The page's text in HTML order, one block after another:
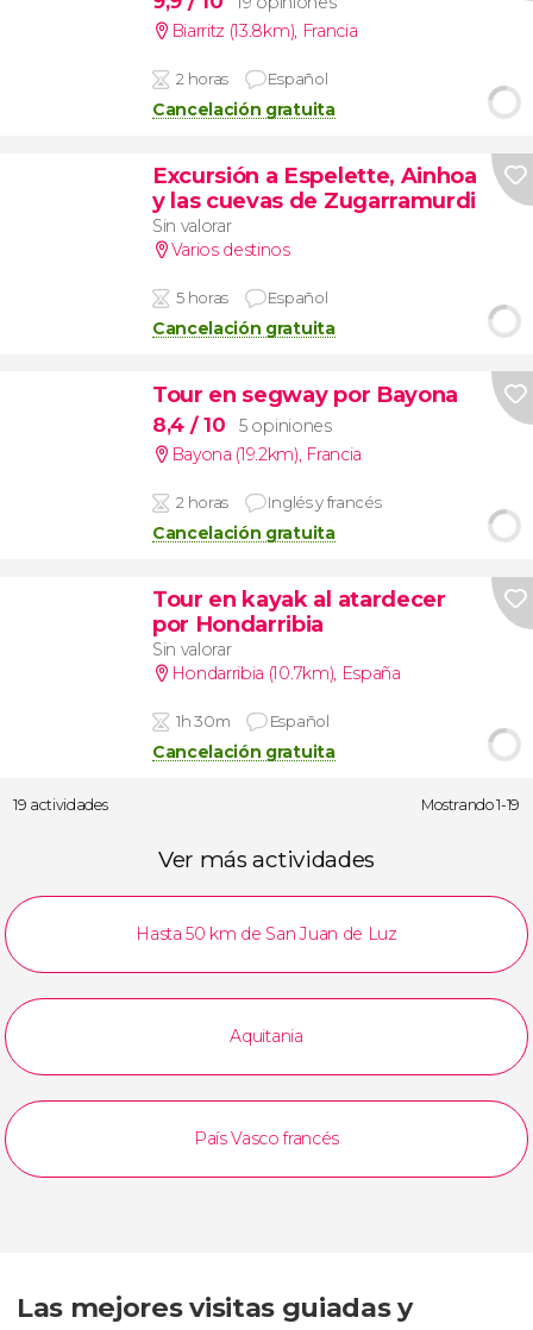
Biarritz (13.8km), Francia
2 horas Español
Cancelación gratuita
Excursión a Espelette, Ainhoa
y las cuevas de Zugarramurdi
Sin valorar
Varios destinos
5 horas Español
Cancelación gratuita
Tour en segway por Bayona
8,4 / 10
5 opiniones
Bayona (19.2km), Francia
2 horas Inglés y francés
Cancelación gratuita
Tour en kayak al atardecer
por Hondarribia
Sin valorar
Hondarribia (10.7km), España
1h 30m Español
Cancelación gratuita
19 actividades Mostrando 1-19
Ver más actividades
Hasta 50 km de San Juan de Luz
Aquitania
País Vasco francés
Las mejores visitas guiadas y